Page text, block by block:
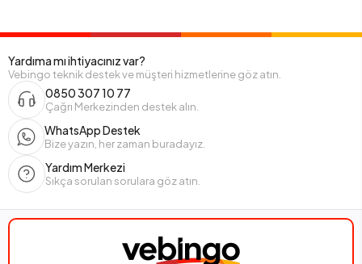
Yardıma mı ihtiyacınız var?
Vebingo teknik destek ve müşteri hizmetlerine göz atın.
0850 307 10 77
Çağrı Merkezinden destek alın.
WhatsApp Destek
Bize yazın, her zaman buradayız.
Yardım Merkezi
Sıkça sorulan sorulara göz atın.